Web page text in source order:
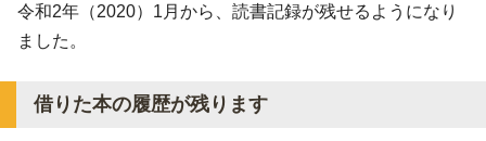
令和2年（2020）1月から、読書記録が残せるようになり
ました。
借りた本の履歴が残ります